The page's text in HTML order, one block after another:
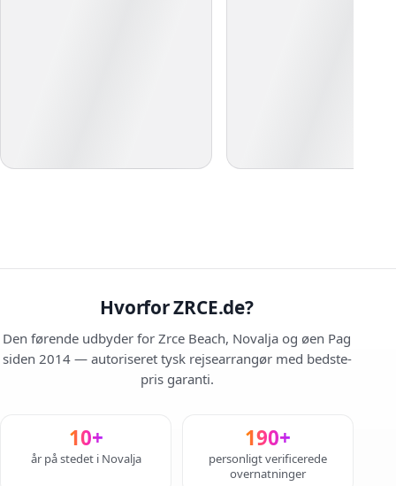
Hvorfor ZRCE.de?
Den førende udbyder for Zrce Beach, Novalja og øen Pag
siden 2014 — autoriseret tysk rejsearrangør med bedste-
pris garanti.
10+
år på stedet i Novalja
190+
personligt verificerede
overnatninger